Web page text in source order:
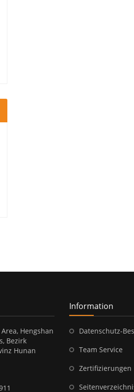
Hengshan
Bezirk
Hunan
Information
Datenschutz-
Team Service
Zertifizierungen